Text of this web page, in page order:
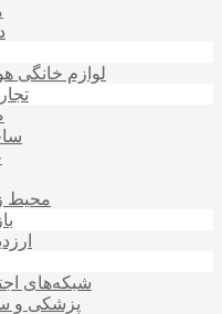
لوازم خانگی
محیط
شبکه‌های
پزشکی و